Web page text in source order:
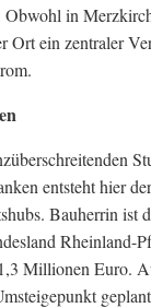
in
Ort ein zentraler
entsteht hier
Bauherrin ist
Rheinland-
Millionen Euro.